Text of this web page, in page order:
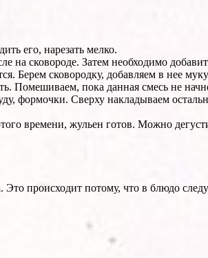
его, нарезать мелко.
сковороде. Затем необходимо
Берем сковородку, добавляем в нее
Помешиваем, пока данная смесь не
формочки. Сверху накладываем
времени, жульен готов. Можно
происходит потому, что в блюдо